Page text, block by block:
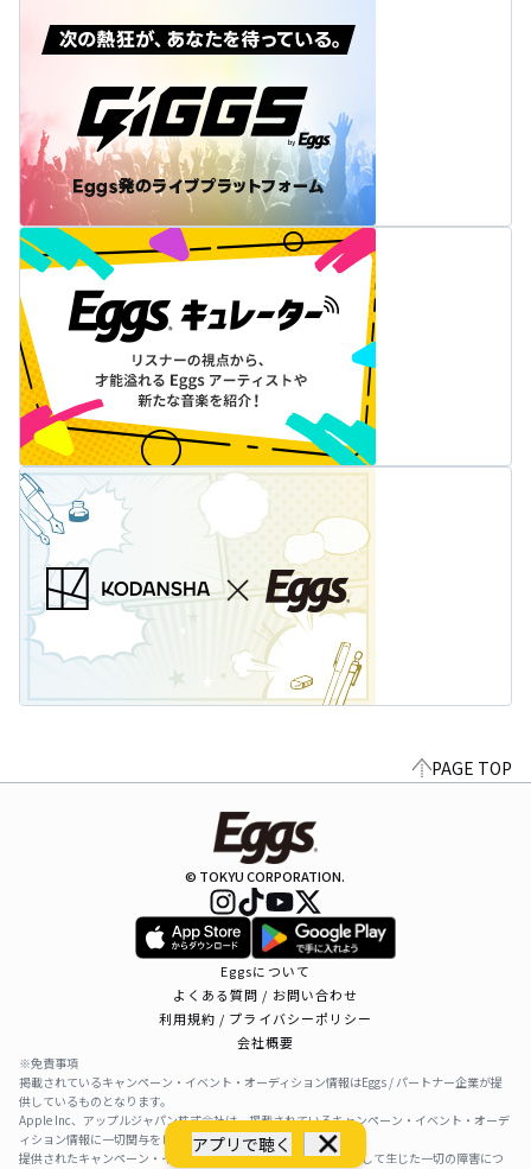
アプリで聴く
PAGE TOP
© TOKYU CORPORATION.
Eggsについて
よくある質問 / お問い合わせ
利用規約 / プライバシーポリシー
会社概要
※免責事項
掲載されているキャンペーン・イベント・オーディション情報はEggs / パートナー企業が提
供しているものとなります。
Apple Inc、アップルジャパン株式会社は、掲載されているキャンペーン・イベント・オーデ
ィション情報に一切関与をしておりません。
提供されたキャンペーン・イベント・オーディション情報を利用して生じた一切の障害につ